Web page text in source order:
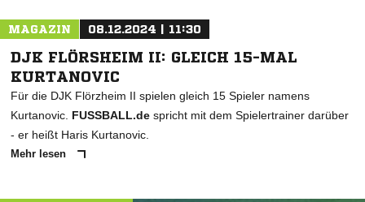
MAGAZIN 08.12.2024 | 11:30
DJK FLÖRSHEIM II: GLEICH 15-MAL
KURTANOVIC
Für die DJK Flörzheim II spielen gleich 15 Spieler namens
Kurtanovic. FUSSBALL.de spricht mit dem Spielertrainer darüber
- er heißt Haris Kurtanovic.
Mehr lesen